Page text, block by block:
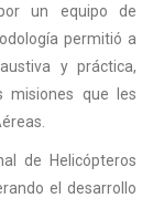
un equipo de
permitió a
y práctica,
misiones que les
de Helicópteros
el desarrollo